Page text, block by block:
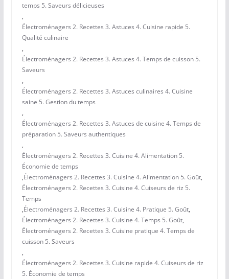
temps 5. Saveurs délicieuses
,
Électroménagers 2. Recettes 3. Astuces 4. Cuisine rapide 5.
Qualité culinaire
,
Électroménagers 2. Recettes 3. Astuces 4. Temps de cuisson 5.
Saveurs
,
Électroménagers 2. Recettes 3. Astuces culinaires 4. Cuisine
saine 5. Gestion du temps
,
Électroménagers 2. Recettes 3. Astuces de cuisine 4. Temps de
préparation 5. Saveurs authentiques
,
Électroménagers 2. Recettes 3. Cuisine 4. Alimentation 5.
Économie de temps
,Électroménagers 2. Recettes 3. Cuisine 4. Alimentation 5. Goût,
Électroménagers 2. Recettes 3. Cuisine 4. Cuiseurs de riz 5.
Temps
,Électroménagers 2. Recettes 3. Cuisine 4. Pratique 5. Goût,
Électroménagers 2. Recettes 3. Cuisine 4. Temps 5. Goût,
Électroménagers 2. Recettes 3. Cuisine pratique 4. Temps de
cuisson 5. Saveurs
,
Électroménagers 2. Recettes 3. Cuisine rapide 4. Cuiseurs de riz
5. Économie de temps